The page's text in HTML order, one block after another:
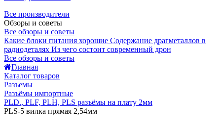
Все производители
Обзоры и советы
Все обзоры и советы
Какие блоки питания хорошие Содержание драгметаллов в
радиодеталях Из чего состоит современный дрон
Все обзоры и советы
Главная
Каталог товаров
Разъемы
Разъёмы импортные
PLD., PLF, PLH, PLS разъёмы на плату 2мм
PLS-5 вилка прямая 2,54мм